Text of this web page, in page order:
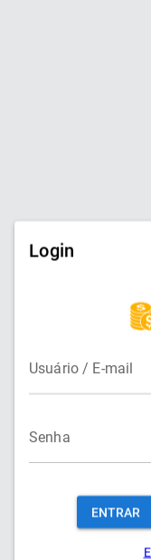
Login
Usuário / E-mail
Senha
ENTRAR